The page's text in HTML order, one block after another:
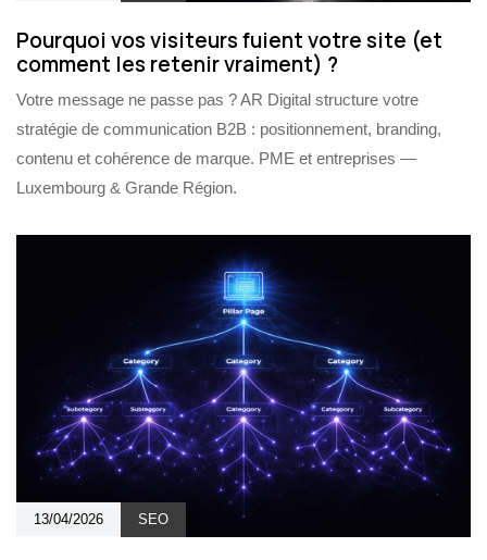
Pourquoi vos visiteurs fuient votre site (et
comment les retenir vraiment) ?
Votre message ne passe pas ? AR Digital structure votre
stratégie de communication B2B : positionnement, branding,
contenu et cohérence de marque. PME et entreprises —
Luxembourg & Grande Région.
13/04/2026 SEO